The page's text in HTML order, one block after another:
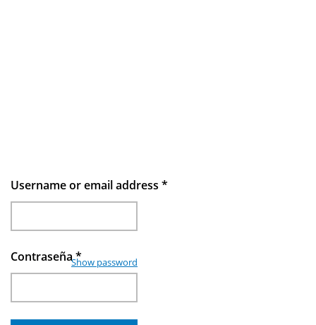
Username or email address *
Contraseña*
Show password